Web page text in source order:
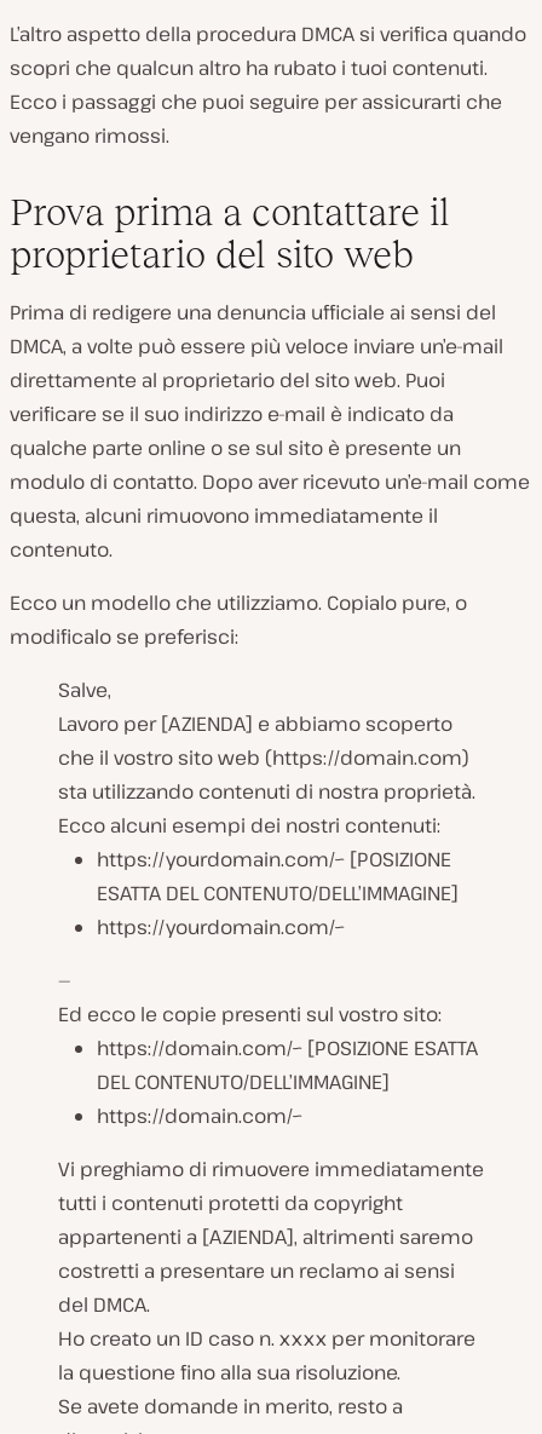
L’altro aspetto della procedura DMCA si verifica quando
scopri che qualcun altro ha rubato i tuoi contenuti.
Ecco i passaggi che puoi seguire per assicurarti che
vengano rimossi.
Prova prima a contattare il
proprietario del sito web
Prima di redigere una denuncia ufficiale ai sensi del
DMCA, a volte può essere più veloce inviare un’e-mail
direttamente al proprietario del sito web. Puoi
verificare se il suo indirizzo e-mail è indicato da
qualche parte online o se sul sito è presente un
modulo di contatto. Dopo aver ricevuto un’e-mail come
questa, alcuni rimuovono immediatamente il
contenuto.
Ecco un modello che utilizziamo. Copialo pure, o
modificalo se preferisci:
Salve,
Lavoro per [AZIENDA] e abbiamo scoperto
che il vostro sito web (https://domain.com)
sta utilizzando contenuti di nostra proprietà.
Ecco alcuni esempi dei nostri contenuti:
https://yourdomain.com/~ [POSIZIONE
ESATTA DEL CONTENUTO/DELL’IMMAGINE]
https://yourdomain.com/~
—
Ed ecco le copie presenti sul vostro sito:
https://domain.com/~ [POSIZIONE ESATTA
DEL CONTENUTO/DELL’IMMAGINE]
https://domain.com/~
Vi preghiamo di rimuovere immediatamente
tutti i contenuti protetti da copyright
appartenenti a [AZIENDA], altrimenti saremo
costretti a presentare un reclamo ai sensi
del DMCA.
Ho creato un ID caso n. xxxx per monitorare
la questione fino alla sua risoluzione.
Se avete domande in merito, resto a